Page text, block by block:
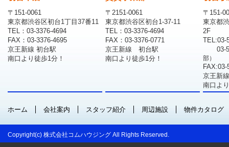
〒151-0061
東京都渋谷区初台1丁目37番11
TEL：03-3376-4694
FAX：03-3376-4695
京王新線 初台駅
南口より徒歩1分！
〒2151-0061
東京都渋谷区初台1-37-11
TEL：03-3376-4694
FAX：03-3376-0771
京王新線 初台駅
南口より徒歩1分！
〒151-
東京都
2F
TEL:03-
03-
部）
FAX:03-
京王新
南口よ
ホーム 会社案内 スタッフ紹介 周辺施設 物件カタログ
Copyright(c) 株式会社コムハウジング All Rights Reserved.